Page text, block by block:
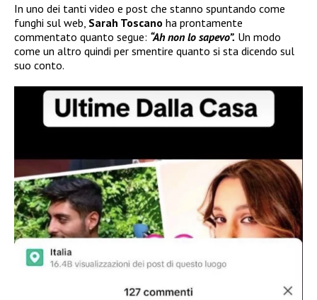
In uno dei tanti video e post che stanno spuntando come
funghi sul web, Sarah Toscano ha prontamente
commentato quanto segue: “Ah non lo sapevo”. Un modo
come un altro quindi per smentire quanto si sta dicendo sul
suo conto.